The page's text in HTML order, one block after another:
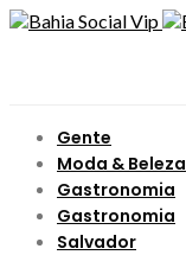
Gente
Moda & Beleza
Gastronomia
Gastronomia
Salvador